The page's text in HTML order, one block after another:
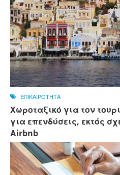
ΕΠΙΚΑΙΡΟΤΗΤΑ
Χωροταξικό για τον
για επενδύσεις, εκτός
Αirbnb